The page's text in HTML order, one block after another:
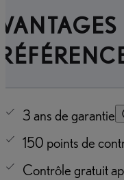
3 ans de garantie
150 points de
Contrôle gratuit